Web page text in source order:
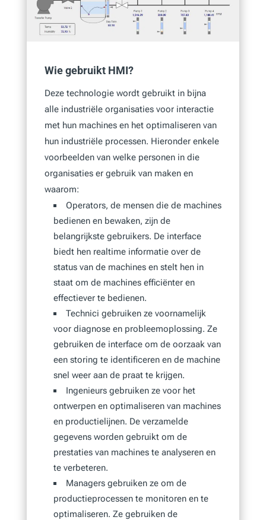
Wie gebruikt HMI?
Deze technologie wordt gebruikt in bijna
alle industriële organisaties voor interactie
met hun machines en het optimaliseren van
hun industriële processen. Hieronder enkele
voorbeelden van welke personen in die
organisaties er gebruik van maken en
waarom:
Operators, de mensen die de machines
bedienen en bewaken, zijn de
belangrijkste gebruikers. De interface
biedt hen realtime informatie over de
status van de machines en stelt hen in
staat om de machines efficiënter en
effectiever te bedienen.
Technici gebruiken ze voornamelijk
voor diagnose en probleemoplossing. Ze
gebruiken de interface om de oorzaak van
een storing te identificeren en de machine
snel weer aan de praat te krijgen.
Ingenieurs gebruiken ze voor het
ontwerpen en optimaliseren van machines
en productielijnen. De verzamelde
gegevens worden gebruikt om de
prestaties van machines te analyseren en
te verbeteren.
Managers gebruiken ze om de
productieprocessen te monitoren en te
optimaliseren. Ze gebruiken de